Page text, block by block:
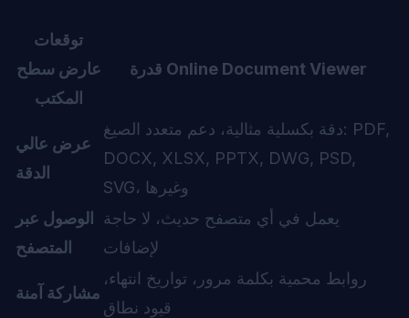
توقعات
عارض سطح
المكتب
قدرة Online Document Viewer
عرض عالي
الدقة
دقة بكسلية مثالية، دعم متعدد الصيغ: PDF,
DOCX, XLSX, PPTX, DWG, PSD,
SVG، وغيرها
الوصول عبر
المتصفح
يعمل في أي متصفح حديث، لا حاجة
لإضافات
مشاركة آمنة
روابط محمية بكلمة مرور، تواريخ انتهاء،
قيود نطاق